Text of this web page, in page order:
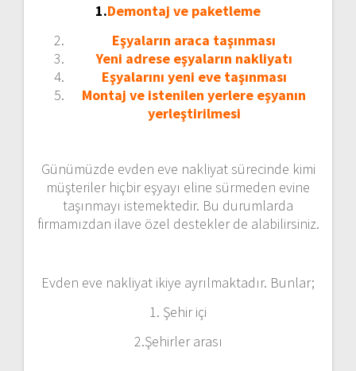
1.Demontaj ve paketleme
Eşyaların araca taşınması
Yeni adrese eşyaların nakliyatı
Eşyalarını yeni eve taşınması
Montaj ve istenilen yerlere eşyanın
yerleştirilmesi
Günümüzde evden eve nakliyat sürecinde kimi
müşteriler hiçbir eşyayı eline sürmeden evine
taşınmayı istemektedir. Bu durumlarda
firmamızdan ilave özel destekler de alabilirsiniz.
Evden eve nakliyat ikiye ayrılmaktadır. Bunlar;
1. Şehir içi
2.Şehirler arası